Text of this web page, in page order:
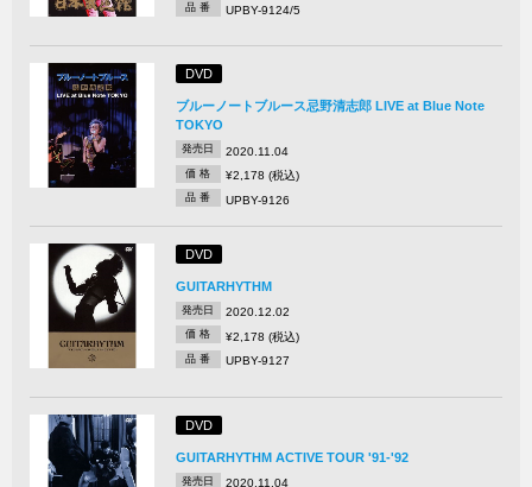
品 番 UPBY-9124/5
DVD
ブルーノートブルース忌野清志郎 LIVE at Blue Note
TOKYO
発売日 2020.11.04
価 格 ¥2,178 (税込)
品 番 UPBY-9126
DVD
GUITARHYTHM
発売日 2020.12.02
価 格 ¥2,178 (税込)
品 番 UPBY-9127
DVD
GUITARHYTHM ACTIVE TOUR '91-'92
発売日 2020.11.04